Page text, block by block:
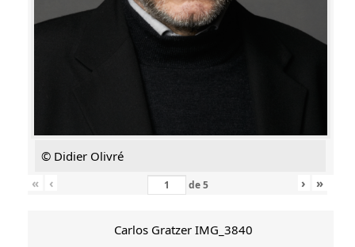
© Didier Olivré
«
‹ de5 › »
Carlos Gratzer IMG_3840